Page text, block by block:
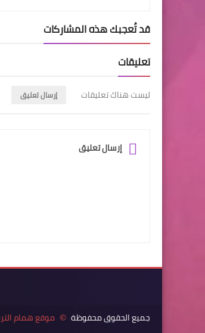
قد تُعجبك هذه المشاركات
تعليقات
ليست هناك تعليقات إرسال تعليق
إرسال تعليق
جميع الحقوق محفوظة © موقع همام